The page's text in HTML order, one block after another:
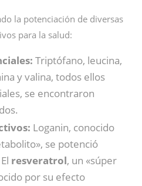
la potenciación de diversas
para la salud:
Triptófano, leucina,
y valina, todos ellos
se encontraron
Loganin, conocido
se potenció
resveratrol, un «súper
por su efecto